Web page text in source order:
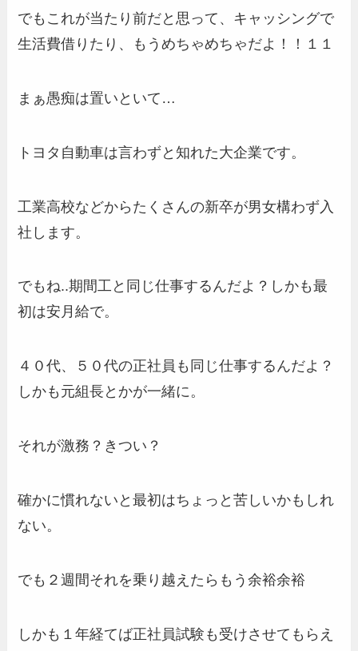
でもこれが当たり前だと思って、キャッシングで
生活費借りたり、もうめちゃめちゃだよ！！１１
まぁ愚痴は置いといて…
トヨタ自動車は言わずと知れた大企業です。
工業高校などからたくさんの新卒が男女構わず入
社します。
でもね..期間工と同じ仕事するんだよ？しかも最
初は安月給で。
４０代、５０代の正社員も同じ仕事するんだよ？
しかも元組長とかが一緒に。
それが激務？きつい？
確かに慣れないと最初はちょっと苦しいかもしれ
ない。
でも２週間それを乗り越えたらもう余裕余裕
しかも１年経てば正社員試験も受けさせてもらえ